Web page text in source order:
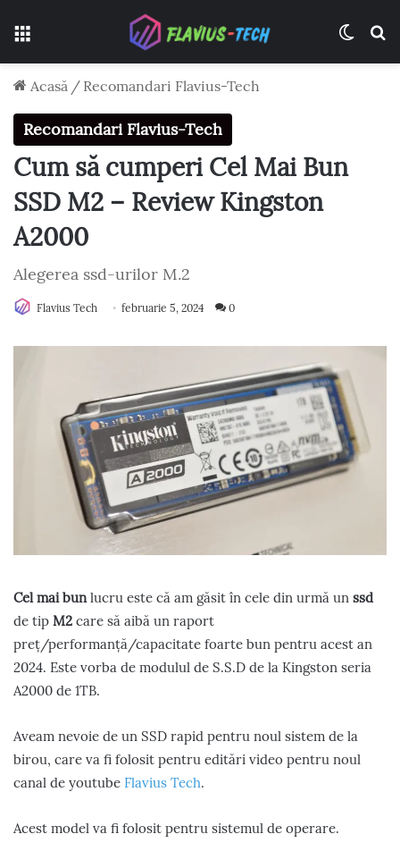
Acasă / Recomandari Flavius-Tech
Recomandari Flavius-Tech
Cum să cumperi Cel Mai Bun
SSD M2 – Review Kingston
A2000
Alegerea ssd-urilor M.2
Flavius Tech februarie 5, 2024 0
Cel mai bunlucru este că am găsit în cele din urmă un ssd
de tip M2 care să aibă un raport
preț/performanță/capacitate foarte bun pentru acest an
2024. Este vorba de modulul de S.S.D de la Kingston seria
A2000 de 1TB.
Aveam nevoie de un SSD rapid pentru noul sistem de la
birou, care va fi folosit pentru editări video pentru noul
canal de youtube Flavius Tech.
Acest model va fi folosit pentru sistemul de operare.